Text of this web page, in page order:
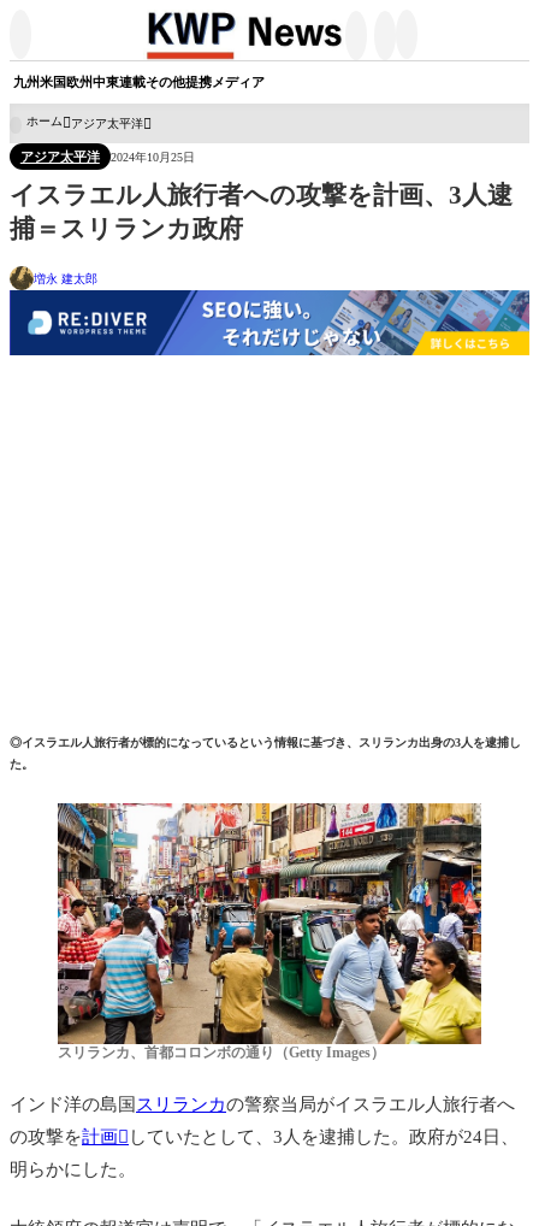
九州米国欧州中東連載その他提携メディア
ホーム アジア太平洋
アジア太平洋 2024年10月25日
イスラエル人旅行者への攻撃を計画、3人逮
捕＝スリランカ政府
増永 建太郎
◎イスラエル人旅行者が標的になっているという情報に基づき、スリランカ出身の3人を逮捕し
た。
スリランカ、首都コロンボの通り（Getty Images）
インド洋の島国スリランカの警察当局がイスラエル人旅行者へ
の攻撃を計画
していたとして、3人を逮捕した。政府が24日、
明らかにした。